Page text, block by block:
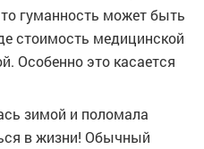
гуманность может быть
стоимость медицинской
Особенно это касается
зимой и поломала
в жизни! Обычный